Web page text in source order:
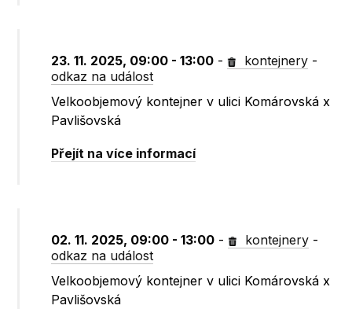
23. 11. 2025, 09:00 - 13:00 - kontejnery -
odkaz na událost
Velkoobjemový kontejner v ulici Komárovská x
Pavlišovská
Přejít na více informací
02. 11. 2025, 09:00 - 13:00 - kontejnery -
odkaz na událost
Velkoobjemový kontejner v ulici Komárovská x
Pavlišovská